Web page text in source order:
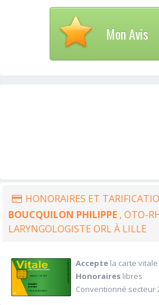
Mon Avis
HONORAIRES ET
BOUCQUILON PHILIPPE , OTO-
LARYNGOLOGISTE ORL À LILLE
Acceptela carte vitale
Honoraireslibres
Conventionné secteur